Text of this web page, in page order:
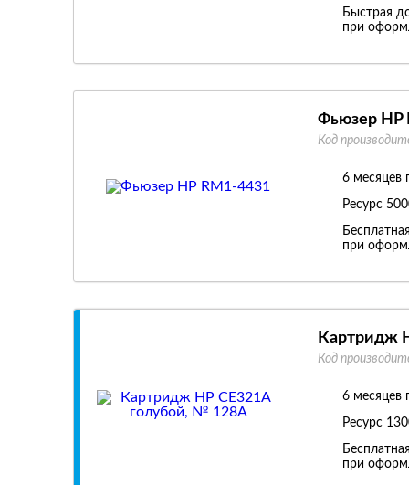
Быстрая
при
Фьюзер HP
Код
6 месяцев
Ресурс
при
Картридж
Код
6 месяцев
Ресурс
при